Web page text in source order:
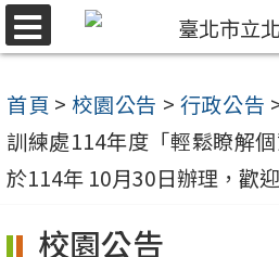
跳
至
主
要
內
區
首頁 > 校園公告 > 行政公告
訓練處114年度「輕鬆瞭解
於114年 10月30日辦理，歡
校園公告
選
單